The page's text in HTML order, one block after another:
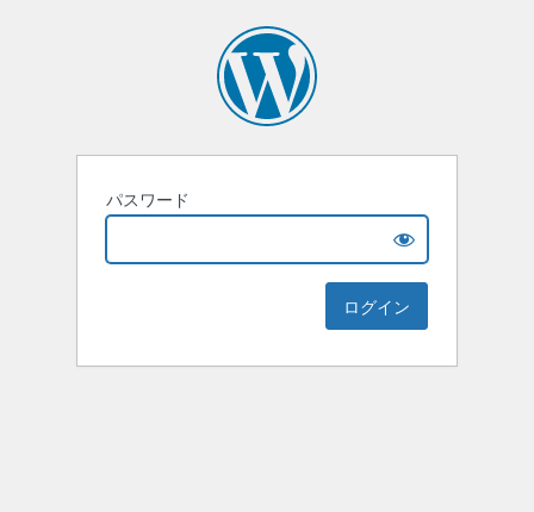
パスワード